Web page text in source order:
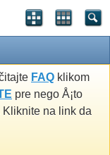
FAQ klikom
pre nego Å¡to
Kliknite na link da